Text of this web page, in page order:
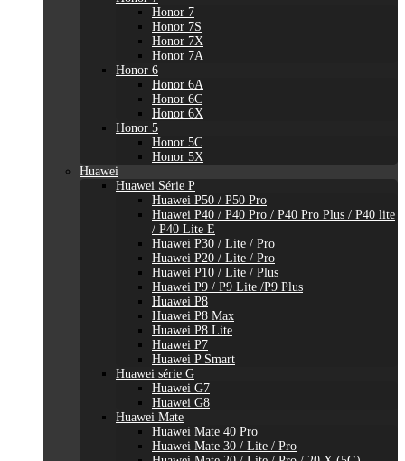
Honor 7
Honor 7S
Honor 7X
Honor 7A
Honor 6
Honor 6A
Honor 6C
Honor 6X
Honor 5
Honor 5C
Honor 5X
Huawei
Huawei Série P
Huawei P50 / P50 Pro
Huawei P40 / P40 Pro / P40 Pro Plus / P40 lite
/ P40 Lite E
Huawei P30 / Lite / Pro
Huawei P20 / Lite / Pro
Huawei P10 / Lite / Plus
Huawei P9 / P9 Lite /P9 Plus
Huawei P8
Huawei P8 Max
Huawei P8 Lite
Huawei P7
Huawei P Smart
Huawei série G
Huawei G7
Huawei G8
Huawei Mate
Huawei Mate 40 Pro
Huawei Mate 30 / Lite / Pro